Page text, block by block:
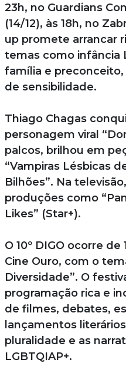
23h, no Guardians
(14/12), às 18h, no
up promete arrancar
temas como infância
família e
de sensibilidade.
Thiago Chagas
personagem viral
palcos, brilhou em
“Vampiras Lésbicas
Bilhões”. Na
produções como
Likes” (Star+).
O 10º DIGO ocorre
Cine Ouro, com o
Diversidade”. O
programação rica e
de filmes, debates,
lançamentos
pluralidade e as
LGBTQIAP+.